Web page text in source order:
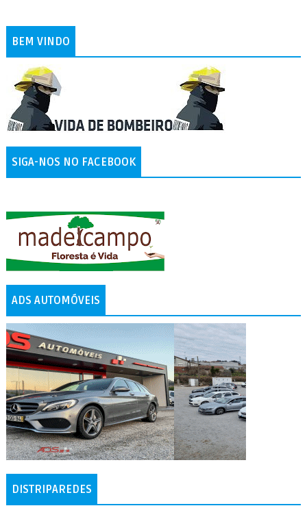
BEM VINDO
SIGA-NOS NO FACEBOOK
ADS AUTOMÓVEIS
DISTRIPAREDES